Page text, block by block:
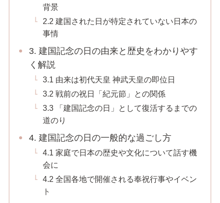
背景
2.2 建国された日が特定されていない日本の
事情
3. 建国記念の日の由来と歴史をわかりやす
く解説
3.1 由来は初代天皇 神武天皇の即位日
3.2 戦前の祝日「紀元節」との関係
3.3 「建国記念の日」として復活するまでの
道のり
4. 建国記念の日の一般的な過ごし方
4.1 家庭で日本の歴史や文化について話す機
会に
4.2 全国各地で開催される奉祝行事やイベン
ト